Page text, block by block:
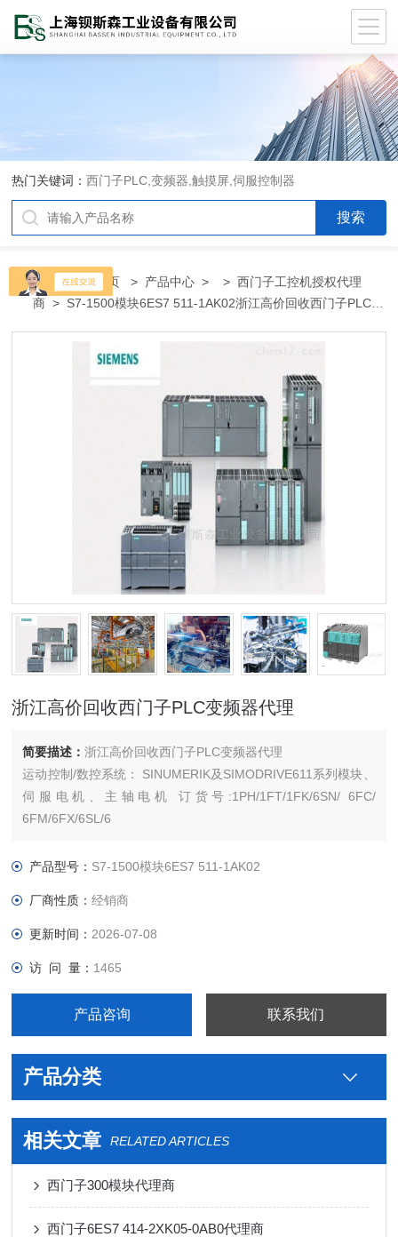
热门关键词：西门子PLC,变频器,触摸屏,伺服控制器
当前位置：首页 > 产品中心 > >西门子工控机授权代理
商 > S7-1500模块6ES7 511-1AK02浙江高价回收西门子PLC变
浙江高价回收西门子PLC变频器代理
简要描述：浙江高价回收西门子PLC变频器代理
运动控制/数控系统： SINUMERIK及SIMODRIVE611系列模块、
伺服电机、主轴电机 订货号:1PH/1FT/1FK/6SN/ 6FC/
6FM/6FX/6SL/6
ET200 S SP 变频器V系列 MM系列 6SE70停产工程型变频器
产品型号： S7-1500模块6ES7 511-1AK02
厂商性质：经销商
更新时间： 2026-07-08
访 问 量： 1465
产品咨询 联系我们
产品分类
相关文章 RELATED ARTICLES
西门子300模块代理商
西门子6ES7 414-2XK05-0AB0代理商